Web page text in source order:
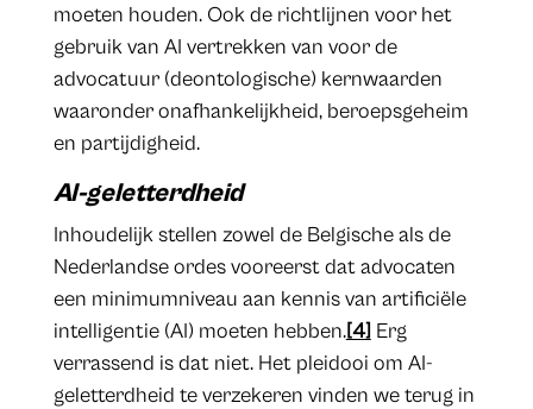
moeten houden. Ook de richtlijnen voor het
gebruik van AI vertrekken van voor de
advocatuur (deontologische) kernwaarden
waaronder onafhankelijkheid, beroepsgeheim
en partijdigheid.
AI-geletterdheid
Inhoudelijk stellen zowel de Belgische als de
Nederlandse ordes vooreerst dat advocaten
een minimumniveau aan kennis van artificiële
intelligentie (AI) moeten hebben.[4] Erg
verrassend is dat niet. Het pleidooi om AI-
geletterdheid te verzekeren vinden we terug in